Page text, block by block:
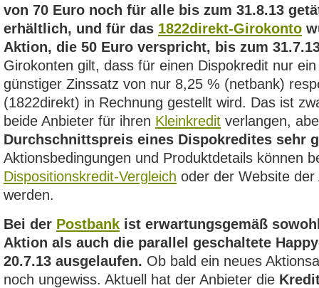
von 70 Euro noch für alle bis zum 31.8.13
erhältlich, und für das 1822direkt-Girokonto
Aktion, die 50 Euro verspricht, bis zum
Girokonten gilt, dass für einen Dispokredit nur
günstiger Zinssatz von nur 8,25 % (netbank)
(1822direkt) in Rechnung gestellt wird. Das ist
beide Anbieter für ihren Kleinkredit verlangen,
Durchschnittspreis eines Dispokredites sehr
Aktionsbedingungen und Produktdetails können
Dispositionskredit-Vergleich oder der Website
werden.
Bei der Postbank ist erwartungsgemäß
Aktion als auch die parallel geschaltete
20.7.13 ausgelaufen. Ob bald ein neues
noch ungewiss. Aktuell hat der Anbieter die